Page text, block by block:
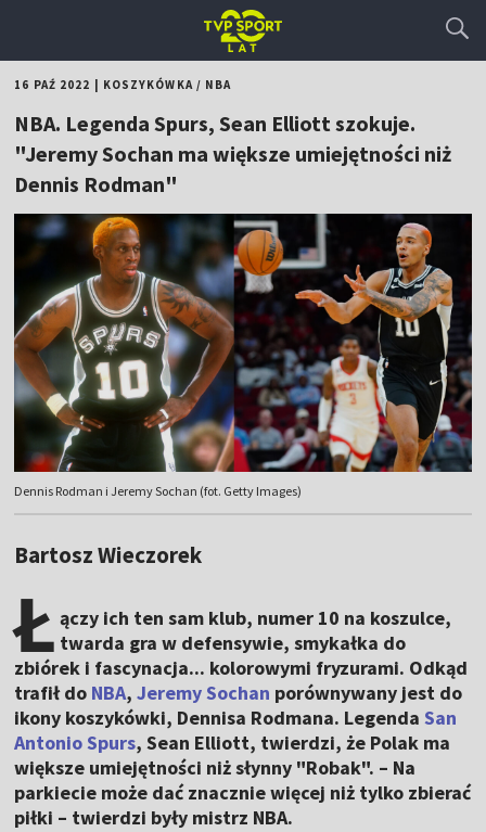
16 PAŹ 2022 KOSZYKÓWKA/ NBA
NBA. Legenda Spurs, Sean Elliott szokuje.
"Jeremy Sochan ma większe umiejętności niż
Dennis Rodman"
Dennis Rodman i Jeremy Sochan (fot. Getty Images)
Bartosz Wieczorek
Ł ączy ich ten sam klub, numer 10 na koszulce,
twarda gra w defensywie, smykałka do
zbiórek i fascynacja... kolorowymi fryzurami. Odkąd
trafił do NBA,Jeremy Sochan porównywany jest do
ikony koszykówki, Dennisa Rodmana. LegendaSan
Antonio Spurs, Sean Elliott, twierdzi, że Polak ma
większe umiejętności niż słynny "Robak". – Na
parkiecie może dać znacznie więcej niż tylko zbierać
piłki – twierdzi były mistrz NBA.